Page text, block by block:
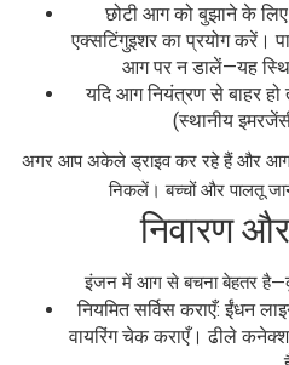
छोटी आग को बुझाने के
एक्सटिंगुइशर का प्रयोग करें।
आग पर न डालें—यह
यदि आग नियंत्रण से बाहर
(स्थानीय
अगर आप अकेले ड्राइव कर रहे हैं और आग
निकलें। बच्चों और पालतू
निवारण
इंजन में आग से बचना बेहतर
नियमित सर्विस कराएँ: ईंधन
वायरिंग चेक कराएँ। ढीले